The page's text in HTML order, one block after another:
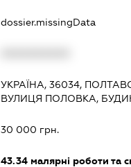
dossier.missingData
УКРАЇНА, 36034,
ВУЛИЦЯ ПОЛОВКА,
30 000 грн.
43.34 малярні роботи та